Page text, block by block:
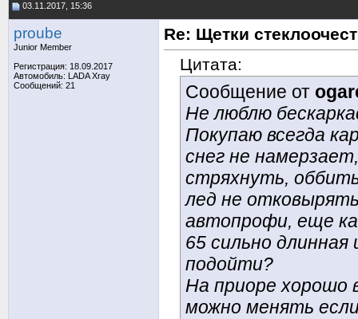
03.11.2017, 15:36
proube
Junior Member
Регистрация: 18.09.2017
Автомобиль: LADA Xray
Сообщений: 21
Re: Щетки
Цитата:
Сообщение от
Не люблю
Покупаю всегда
снег не
стряхнуть,
лед не
автопрофи, еще
65 сильно
подойти?
На приоре хорошо
можно менять